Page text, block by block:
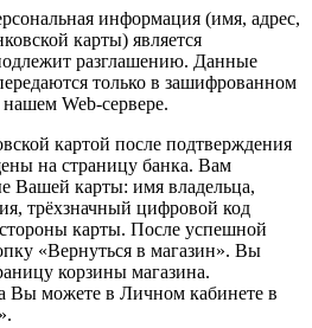
информация (имя, адрес,
карты) является
разглашению. Данные
только в зашифрованном
Web-сервере.
картой после подтверждения
на страницу банка. Вам
Вашей карты: имя владельца,
трёхзначный цифровой код
карты. После успешной
«Вернуться в магазин». Вы
корзины магазина.
Вы можете в Личном кабинете в